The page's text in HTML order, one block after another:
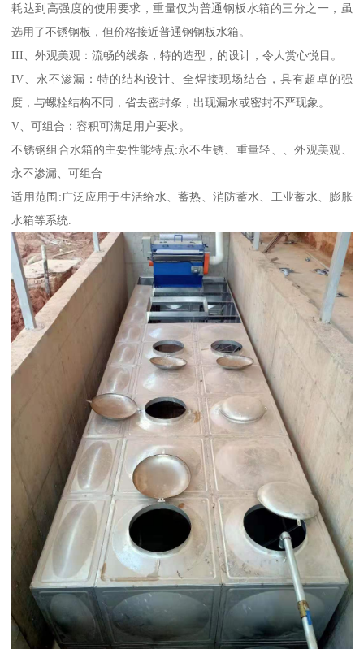
耗达到高强度的使用要求，重量仅为普通钢板水箱的三分之一，虽
选用了不锈钢板，但价格接近普通钢钢板水箱。
III、外观美观：流畅的线条，特的造型，的设计，令人赏心悦目。
IV、永不渗漏：特的结构设计、全焊接现场结合，具有超卓的强
度，与螺栓结构不同，省去密封条，出现漏水或密封不严现象。
V、可组合：容积可满足用户要求。
不锈钢组合水箱的主要性能特点:永不生锈、重量轻、、外观美观、
永不渗漏、可组合
适用范围:广泛应用于生活给水、蓄热、消防蓄水、工业蓄水、膨胀
水箱等系统.